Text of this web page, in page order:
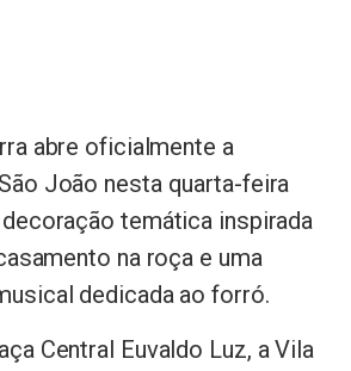
abre oficialmente a
João nesta quarta-feira
temática inspirada
na roça e uma
dedicada ao forró.
Central Euvaldo Luz, a Vila